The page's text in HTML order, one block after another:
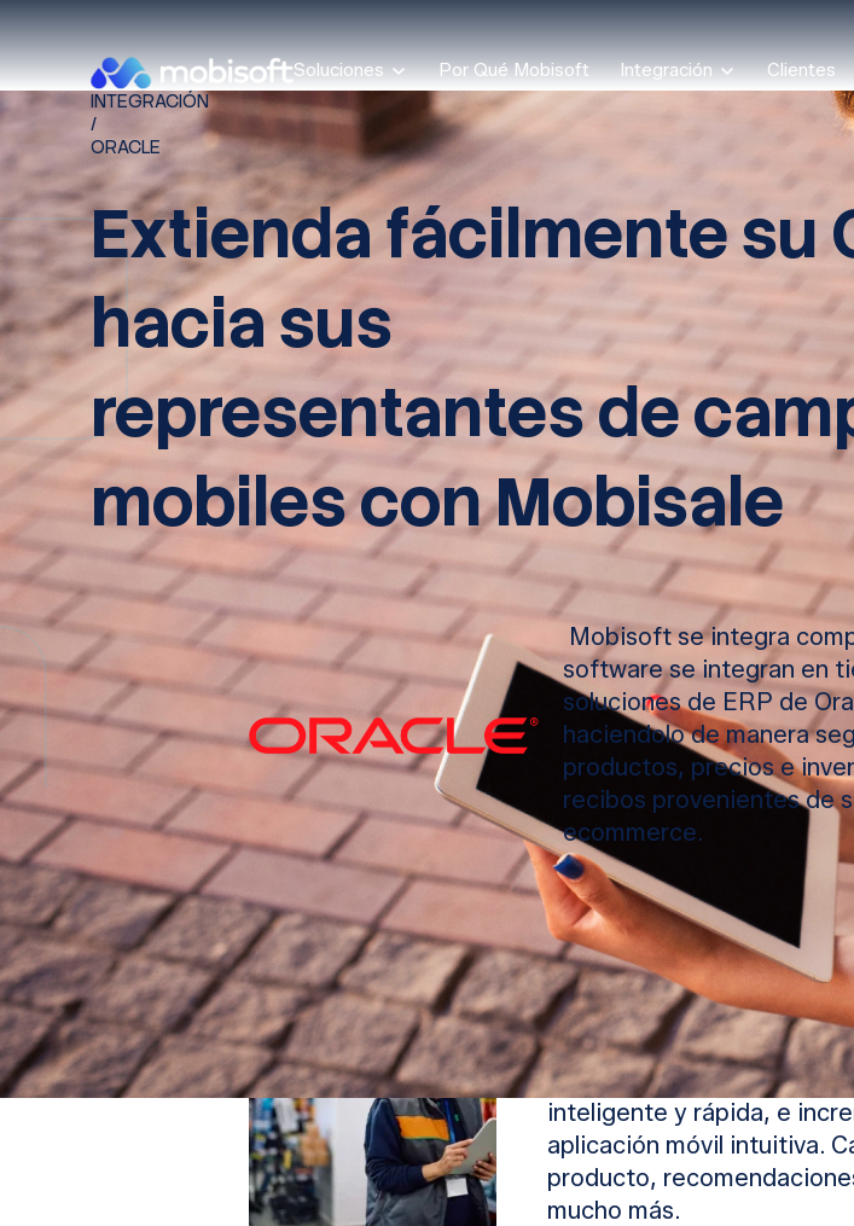
Soluciones Por Qué Mobisoft Integración Clientes
INTEGRACIÓN
/
ORACLE
Extienda fácilmente su
hacia sus
representantes de
mobiles con Mobisale
Mobisoft se integra
software se integran en
soluciones de ERP de
haciendolo de manera
productos, precios e
recibos provenientes de
ecommerce.
TOMA DE PEDIDOS
Capacite a sus equipos de
inteligente y rápida, e
aplicación móvil intuitiva.
producto,
mucho más.